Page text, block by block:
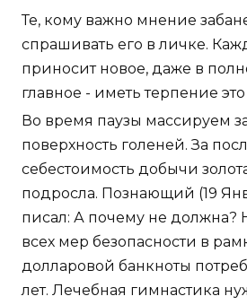
Те, кому важно мнение
спрашивать его в личке.
приносит новое, даже в
главное - иметь терпение
Во время паузы массируем
поверхность голеней. За
себестоимость добычи
подросла. Познающий (19
писал: А почему не должна?
всех мер безопасности в
долларовой банкноты
лет. Лечебная гимнастика